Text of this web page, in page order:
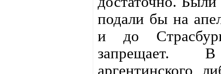
подали бы на
и до
запрещает.
аргентинского